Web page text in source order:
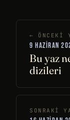
← ÖNCEKI
9 HAZIRAN
Bu yaz
dizileri
SONRAKI